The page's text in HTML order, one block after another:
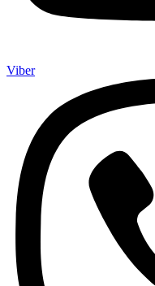
Viber